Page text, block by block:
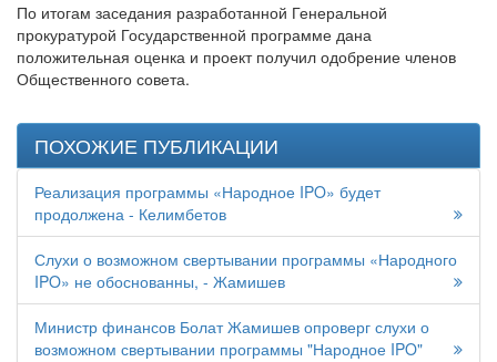
По итогам заседания разработанной Генеральной
прокуратурой Государственной программе дана
положительная оценка и проект получил одобрение членов
Общественного совета.
ПОХОЖИЕ ПУБЛИКАЦИИ
Реализация программы «Народное IPO» будет
продолжена - Келимбетов
Слухи о возможном свертывании программы «Народного
IPO» не обоснованны, - Жамишев
Министр финансов Болат Жамишев опроверг слухи о
возможном свертывании программы "Народное IPO"